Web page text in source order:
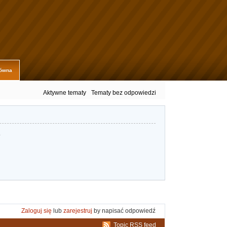
Aktywne tematy Tematy bez odpowiedzi
Zaloguj się lub zarejestruj by napisać odpowiedź
Topic RSS feed